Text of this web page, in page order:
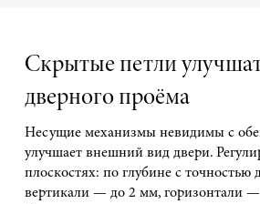
Скрытые петли
дверного проёма
Несущие механизмы невидимы с
улучшает внешний вид двери.
плоскостях: по глубине с точностью
вертикали — до 2 мм, горизонтали